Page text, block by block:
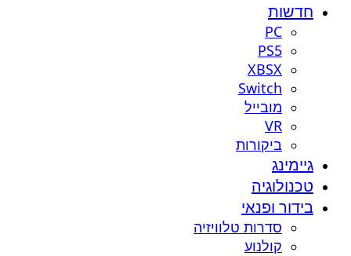
חדשות
PC
PS5
XBSX
Switch
מובייל
VR
ביקורות
גיימינג
טכנולוגיה
בידור ופנאי
סדרות טלוויזיה
קולנוע